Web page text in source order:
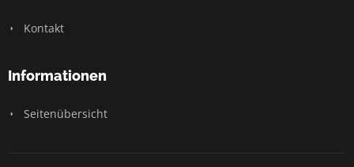
Kontakt
Informationen
Seitenübersicht